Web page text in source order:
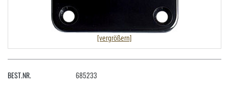
[vergrößern]
BEST.NR. 685233